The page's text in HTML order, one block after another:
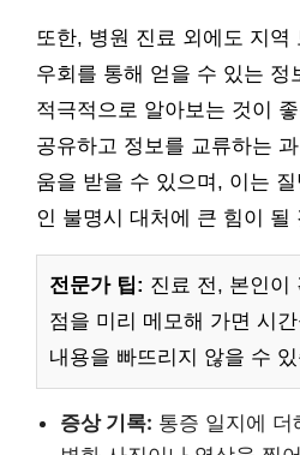
또한, 병원 진료 외에도 지역
우회를 통해 얻을 수 있는 정
적극적으로 알아보는 것이
공유하고 정보를 교류하는
움을 받을 수 있으며, 이는
인 불명시 대처에 큰 힘이 될
전문가 팁: 진료 전, 본인이
점을 미리 메모해 가면 시
내용을 빠뜨리지 않을 수
증상 기록: 통증 일지에